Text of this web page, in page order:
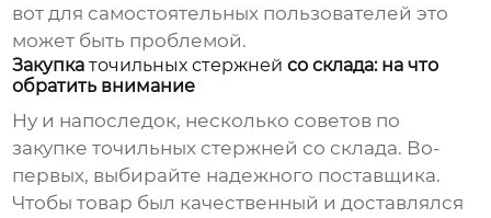
вот для самостоятельных пользователей это
может быть проблемой.
Закупкаточильных стержней со склада: на что
обратить внимание
Ну и напоследок, несколько советов по
закупкеточильных стержней со склада. Во-
первых, выбирайте надежного поставщика.
Чтобы товар был качественный и доставлялся